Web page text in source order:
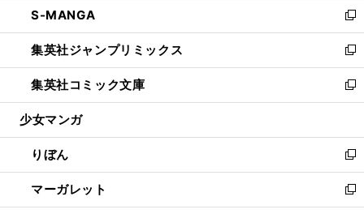
く
で
開
く
ド
ウ
で
開
く
ィ
ン
ド
ウ
で
開
い
ウ
ィ
ン
ド
ウ
開
く
S-MANGA
新
し
い
ウ
ィ
ン
ウ
で
開
く
集英社ジャンプリミックス
新
し
い
ウ
ン
ド
ウ
で
開
集英社コミック文庫
新
し
ウ
ィ
ン
ド
ウ
少女マンガ
りぼん
新
し
い
ウ
マーガレット
新
し